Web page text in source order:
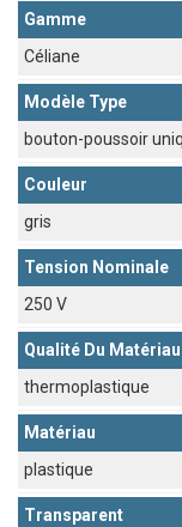
Gamme
Céliane
Modèle Type
bouton-poussoir
Couleur
gris
Tension Nominale
250 V
Qualité Du Matériau
thermoplastique
Matériau
plastique
Transparent